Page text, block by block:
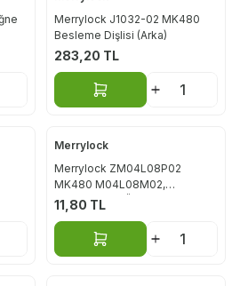
Merrylock J1032-02 MK480
Besleme Dişlisi (Arka)
283,20 TL
Sepete Ekle
Merrylock
Merrylock ZM04L08P02
MK480 M04L08M02,
M04L08M02 Üst Bıçak Vidası
11,80 TL
Sepete Ekle